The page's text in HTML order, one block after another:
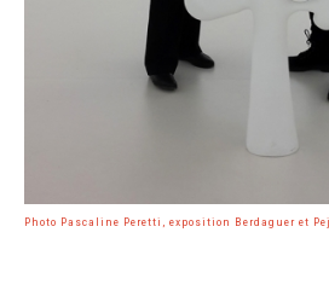
Photo Pascaline Peretti, exposition Berdaguer et